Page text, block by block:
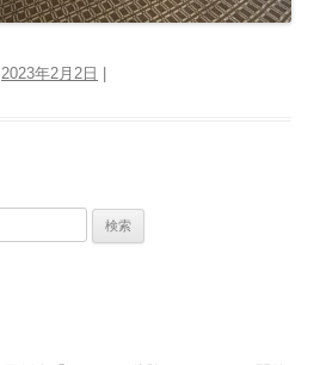
2023年2月2日 |